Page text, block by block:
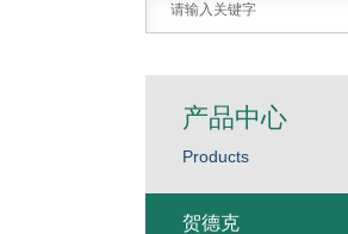
产品中心
Products
贺德克